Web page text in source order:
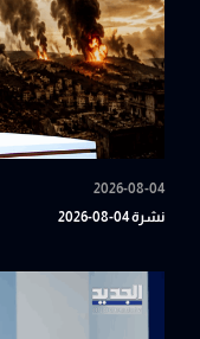
2026-08-04
نشرة 04-08-2026